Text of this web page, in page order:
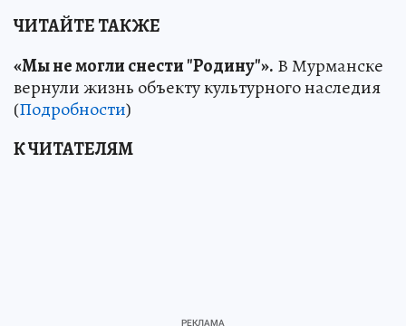
ЧИТАЙТЕ ТАКЖЕ
«Мы не могли снести "Родину"». В Мурманске
вернули жизнь объекту культурного наследия
(Подробности)
К ЧИТАТЕЛЯМ